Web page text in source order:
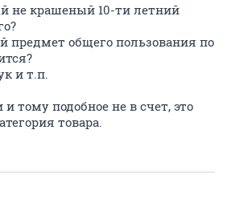
не крашеный 10-ти летний
предмет общего пользования по
и т.п.
тому подобное не в счет, это
товара.